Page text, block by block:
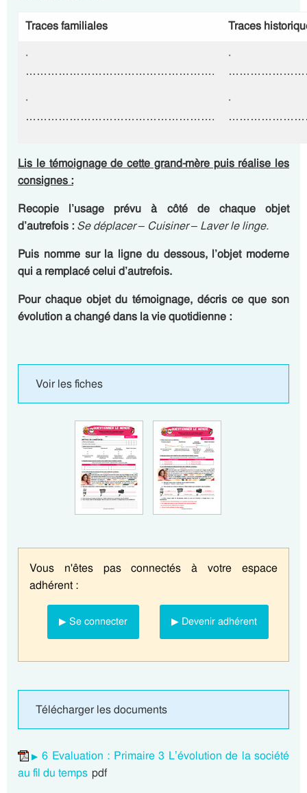
Traces familiales
Traces
·
…………………………………………….
·
…………………………………………….
·
Lis le témoignage de cette grand-mère puis réalise les
consignes :
Recopie l’usage prévu à côté de chaque objet
d’autrefois : Se déplacer – Cuisiner – Laver le linge.
Puis nomme sur la ligne du dessous, l’objet moderne
qui a remplacé celui d’autrefois.
Pour chaque objet du témoignage, décris ce que son
évolution a changé dans la vie quotidienne :
Voir les fiches
Vous n'êtes pas connectés à votre espace
adhérent :
▶ Se connecter ▶ Devenir adhérent
Télécharger les documents
6 Evaluation : Primaire 3 L’évolution de la société
au fil du temps pdf